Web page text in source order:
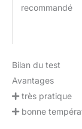
recommandé
Bilan du test
Avantages
très pratique
bonne